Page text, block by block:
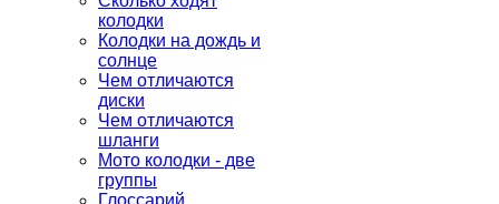
колодки
Колодки на дождь и
солнце
Чем отличаются
диски
Чем отличаются
шланги
Мото колодки - две
группы
Глоссарий